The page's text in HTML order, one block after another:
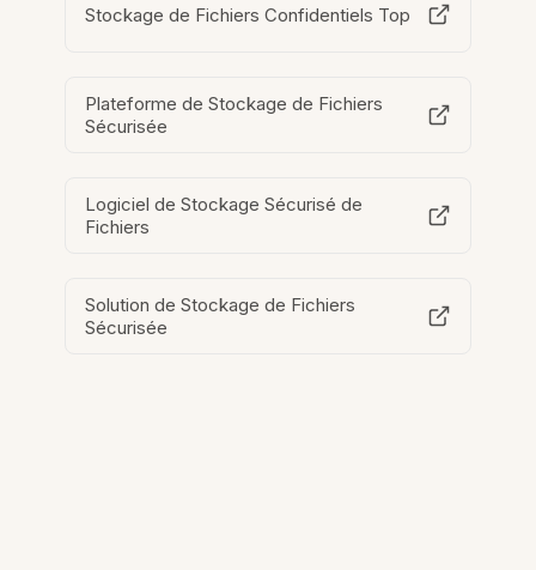
Stockage de Fichiers Confidentiels Top
Plateforme de Stockage de Fichiers
Sécurisée
Logiciel de Stockage Sécurisé de
Fichiers
Solution de Stockage de Fichiers
Sécurisée